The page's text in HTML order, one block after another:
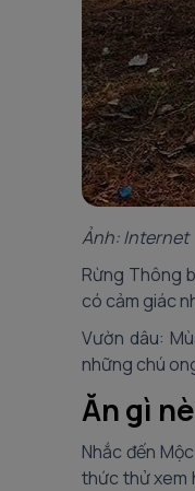
Ảnh: Internet
Rừng Thông
có cảm giác
Vườn dâu:
những chú
Ăn gì
Nhắc đến
thức thử xem